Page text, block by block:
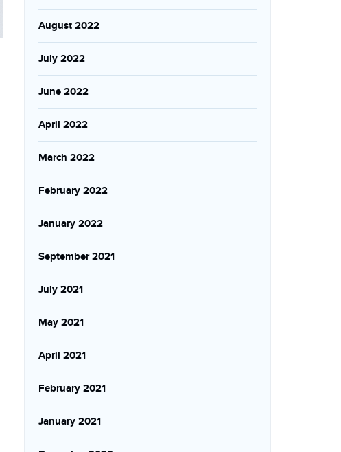
August 2022
July 2022
June 2022
April 2022
March 2022
February 2022
January 2022
September 2021
July 2021
May 2021
April 2021
February 2021
January 2021